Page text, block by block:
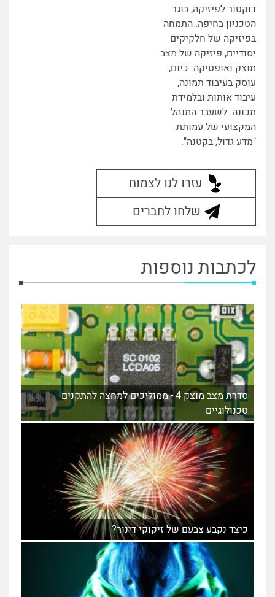
דוקטור לפיזיקה, בוגר
הטכניון בחיפה. התמחה
בפיזיקה של חלקיקים
יסודיים, פיזיקה של מצב
מוצק ואופטיקה. כיום,
עוסק בעיבוד תמונה,
עיבוד אותות ובלמידת
מכונה. לשעבר המנהל
המקצועי של עמותת
"מדע גדול, בקטנה".
עזרו לנו לצמוח
שלחו לחברים
לכתבות נוספות
סדרת מצב מוצק 4 - ממוליכים למחצה להתקנים
טכנולוגיים
כיצד נקבע צבעם של זיקוקי דינור?